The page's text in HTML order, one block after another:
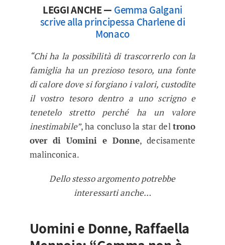
LEGGI ANCHE — Gemma Galgani
scrive alla principessa Charlene di
Monaco
“Chi ha la possibilità di trascorrerlo con la
famiglia ha un prezioso tesoro, una fonte
di calore dove si forgiano i valori, custodite
il vostro tesoro dentro a uno scrigno e
tenetelo stretto perché ha un valore
inestimabile”, ha concluso la star deltrono
over di Uomini e Donne, decisamente
malinconica.
Dello stesso argomento potrebbe
interessarti anche…
Uomini e Donne, Raffaella